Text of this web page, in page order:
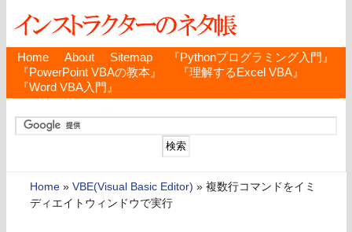
Home About Sitemap
『Pythonプログラミング入門』
『PowerPoint VBAの教本』
『理解するExcel VBA』
『Word VBA入門』
Home » VBE(Visual Basic Editor) » 複数行コマンドをイミ
ディエイトウィンドウで実行